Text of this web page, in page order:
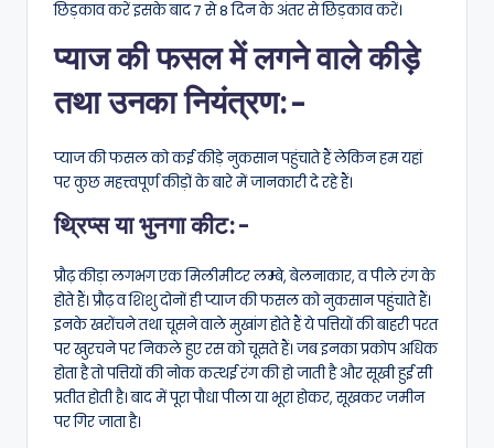
छिड़काव करें इसके बाद 7 से 8 दिन के अंतर से छिड़काव करें।
प्याज की फसल में लगने वाले कीड़े
तथा उनका नियंत्रण:-
प्याज की फसल को कई कीड़े नुकसान पहुंचाते हैं लेकिन हम यहां
पर कुछ महत्त्वपूर्ण कीड़ों के बारे में जानकारी दे रहे हैं।
थ्रिप्स या भुनगा कीट:-
प्रौढ़ कीड़ा लगभग एक मिलीमीटर लम्बे, बेलनाकार, व पीले रंग के
होते हैं। प्रौढ़ व शिशु दोनों ही प्याज की फसल को नुकसान पहुंचाते हैं।
इनके खरोंचने तथा चूसने वाले मुखांग होते हैं ये पत्तियों की बाहरी परत
पर खुरचने पर निकले हुए रस को चूसते हैं। जब इनका प्रकोप अधिक
होता है तो पत्तियों की नोक कत्थई रंग की हो जाती है और सूखी हुई सी
प्रतीत होती है। बाद में पूरा पौधा पीला या भूरा होकर, सूखकर जमीन
पर गिर जाता है।